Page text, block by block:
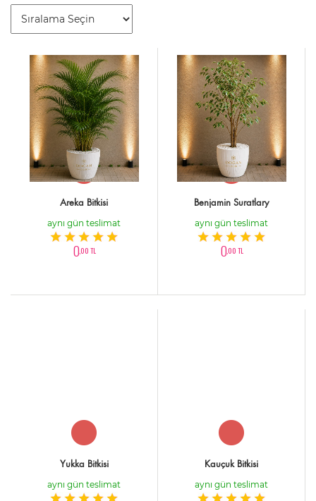
Areka Bitkisi
aynı gün teslimat
0,00 TL
Benjamin Suratlary
aynı gün teslimat
0,00 TL
Yukka Bitkisi
aynı gün teslimat
Kauçuk Bitkisi
aynı gün teslimat